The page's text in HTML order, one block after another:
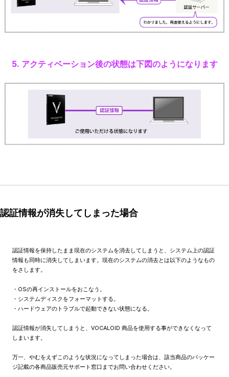
5. アクティベーション後の状態は下図のようになります
認証情報が消失してしまった場合
認証情報を保持したまま現在のシステムを消去してしまうと、システム上の認証
情報も同時に消失してしまいます。現在のシステムの消去とは以下のようなもの
をさします。
・OSの再インストールをおこなう。
・システムディスクをフォーマットする。
・ハードウェアのトラブルで起動できない状態になる。
認証情報が消失してしまうと、VOCALOID 商品を使用する事ができなくなって
しまいます。
万一、やむをえずこのような状況になってしまった場合は、該当商品のパッケー
ジ記載の各商品販売元サポート窓口までお問い合わせください。